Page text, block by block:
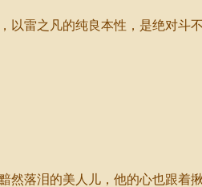
雷之凡的纯良本性，是绝对斗不
落泪的美人儿，他的心也跟着揪